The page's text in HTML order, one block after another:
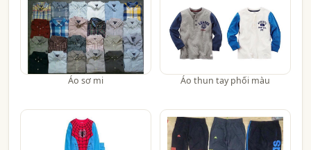
Áo sơ mi Áo thun tay phối màu